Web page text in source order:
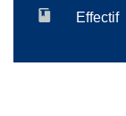
Effectif